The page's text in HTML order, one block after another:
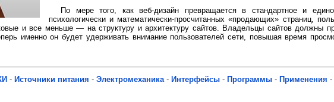
По мере того, как веб-дизайн превращается в стандартное и
психологически и математически-просчитанных «продающих» страниц,
и все меньше — на структуру и архитектуру сайтов. Владельцы сайтов должны
именно он будет удерживать внимание пользователей сети, повышая время
- Источники питания - Электромеханика - Интерфейсы - Программы - Применения -